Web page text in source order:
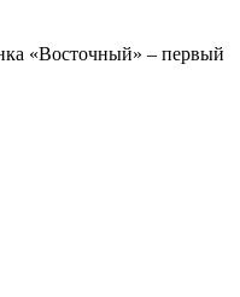
«Восточный» – первый